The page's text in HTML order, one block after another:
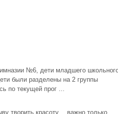
№6, дети младшего
были разделены на 2 группы
по текущей прог ...
творить красоту… важно только,